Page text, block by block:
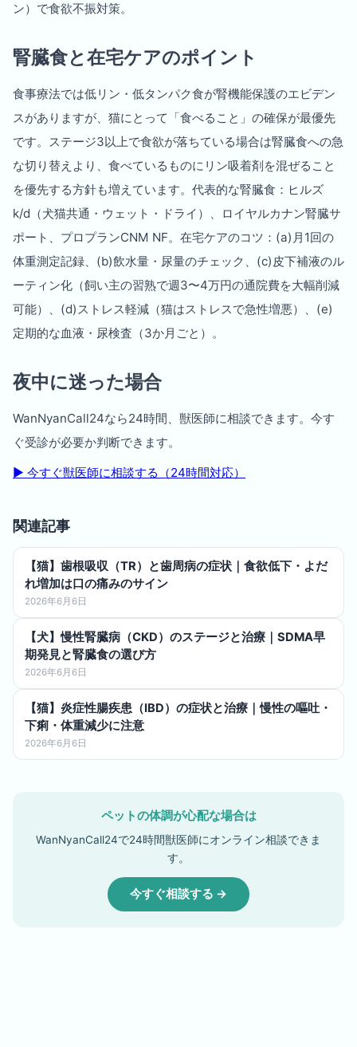
ン）で食欲不振対策。
腎臓食と在宅ケアのポイント
食事療法では低リン・低タンパク食が腎機能保護のエビデン
スがありますが、猫にとって「食べること」の確保が最優先
です。ステージ3以上で食欲が落ちている場合は腎臓食への急
な切り替えより、食べているものにリン吸着剤を混ぜること
を優先する方針も増えています。代表的な腎臓食：ヒルズ
k/d（犬猫共通・ウェット・ドライ）、ロイヤルカナン腎臓サ
ポート、プロプランCNM NF。在宅ケアのコツ：(a)月1回の
体重測定記録、(b)飲水量・尿量のチェック、(c)皮下補液のル
ーティン化（飼い主の習熟で週3〜4万円の通院費を大幅削減
可能）、(d)ストレス軽減（猫はストレスで急性増悪）、(e)
定期的な血液・尿検査（3か月ごと）。
夜中に迷った場合
WanNyanCall24なら24時間、獣医師に相談できます。今す
ぐ受診が必要か判断できます。
▶︎ 今すぐ獣医師に相談する（24時間対応）
関連記事
【猫】歯根吸収（TR）と歯周病の症状｜食欲低下・よだ
れ増加は口の痛みのサイン
2026年6月6日
【犬】慢性腎臓病（CKD）のステージと治療｜SDMA早
期発見と腎臓食の選び方
2026年6月6日
【猫】炎症性腸疾患（IBD）の症状と治療｜慢性の嘔吐・
下痢・体重減少に注意
2026年6月6日
ペットの体調が心配な場合は
WanNyanCall24で24時間獣医師にオンライン相談できま
す。
今すぐ相談する →